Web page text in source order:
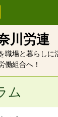
川労連
職場と暮らしに
働組合へ！
ム